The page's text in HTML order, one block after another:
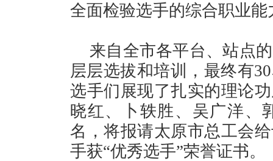
全面检验选手的综合职业能
来自全市各平台、站点
层层选拔和培训，最终有
选手们展现了扎实的理论
晓红、卜轶胜、吴广洋、
名，将报请太原市总工会
手获“优秀选手”荣誉证书。